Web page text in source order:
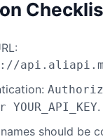
YOUR_API_KEY.
should be